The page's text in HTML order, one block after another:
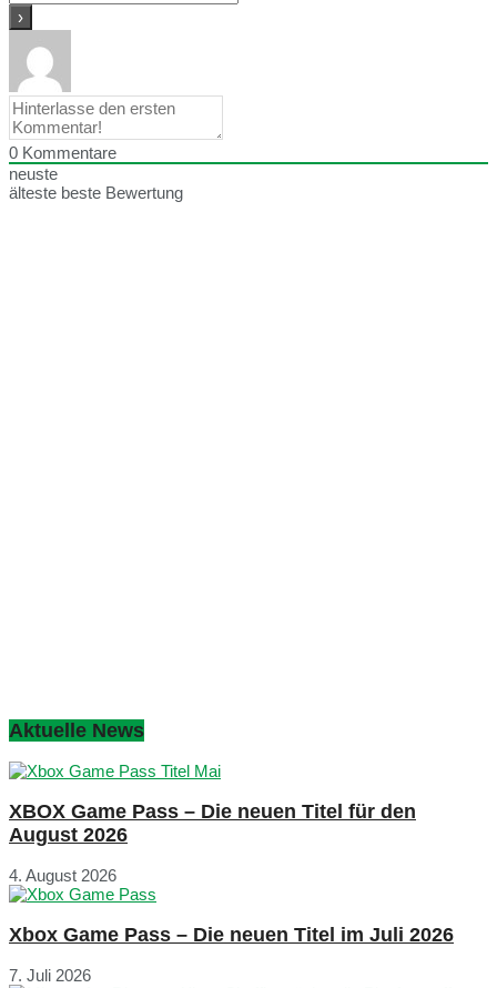
0 Kommentare
neuste
älteste beste Bewertung
Aktuelle News
XBOX Game Pass – Die neuen Titel für den
August 2026
4. August 2026
Xbox Game Pass – Die neuen Titel im Juli 2026
7. Juli 2026